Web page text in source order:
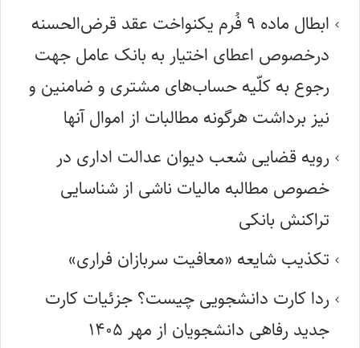
ابطال ماده ۹ فُرم یکنواخت عقد قرض‌الحسنه
درخصوص اعطای اختیار به بانک عامل جهت
رجوع به کلّیه حساب‌های مشتری و ضامنین و
نیز برداشت هرگونه مطالبات از اموال آنها
رویه قضایی شعب دیوان عدالت اداری در
خصوص مطالبه مالیات ناشی از شناسایی
تراکنش بانکی
تکذیب شایعه «معافیت سربازان فراری»
ردا کارت دانشجویی چیست؟ جزئیات کارت
جدید رفاهی دانشجویان از مهر ۱۴۰۵